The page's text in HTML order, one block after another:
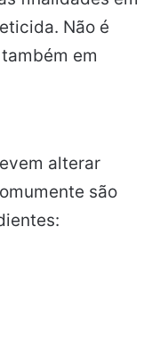
Não é
em
alterar
são